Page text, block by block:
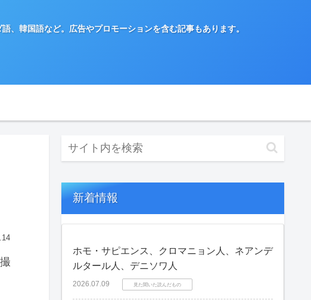
、韓国語など。広告やプロモーションを含む記事もあります。
新着情報
ホモ・サピエンス、クロマニョン人、ネアンデ
ルタール人、デニソワ人
2026.07.09 見た聞いた読んだもの